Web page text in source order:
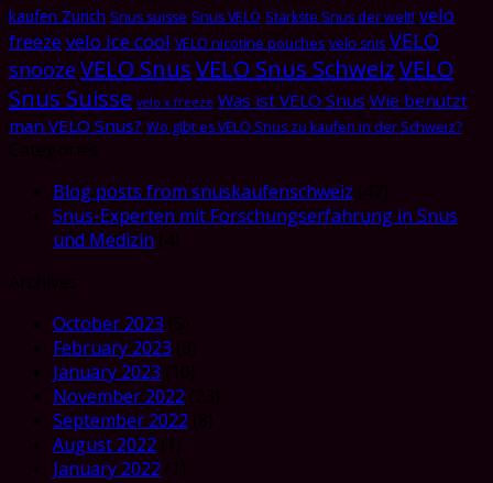
kaufen Zürich Snus suisse Snus VELO Stärkste Snus der welt! velo
freeze velo ice cool VELO nicotine pouches velo snis VELO
snooze VELO SnusVELO Snus SchweizVELO
Snus Suisse velo x freeze Was ist VELO Snus Wie benutzt
man VELO Snus? Wo gibt es VELO Snus zu kaufen in der Schweiz?
Blog posts from snuskaufenschweiz
Snus-Experten mit Forschungserfahrung in Snus
und Medizin
October 2023
February 2023
January 2023
November 2022
September 2022
August 2022
January 2022